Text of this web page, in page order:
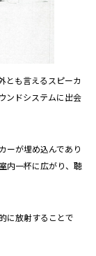
とも言えるスピーカ
ンドシステムに出会
ーが埋め込んであり
内一杯に広がり、聴
に放射することで